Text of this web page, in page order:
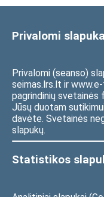
Privalomi
Privalomi (seanso)
seimas.lrs.lt ir
pagrindinių svetainės
Jūsų duotam
davėte. Svetainės
slapukų.
Statistikos